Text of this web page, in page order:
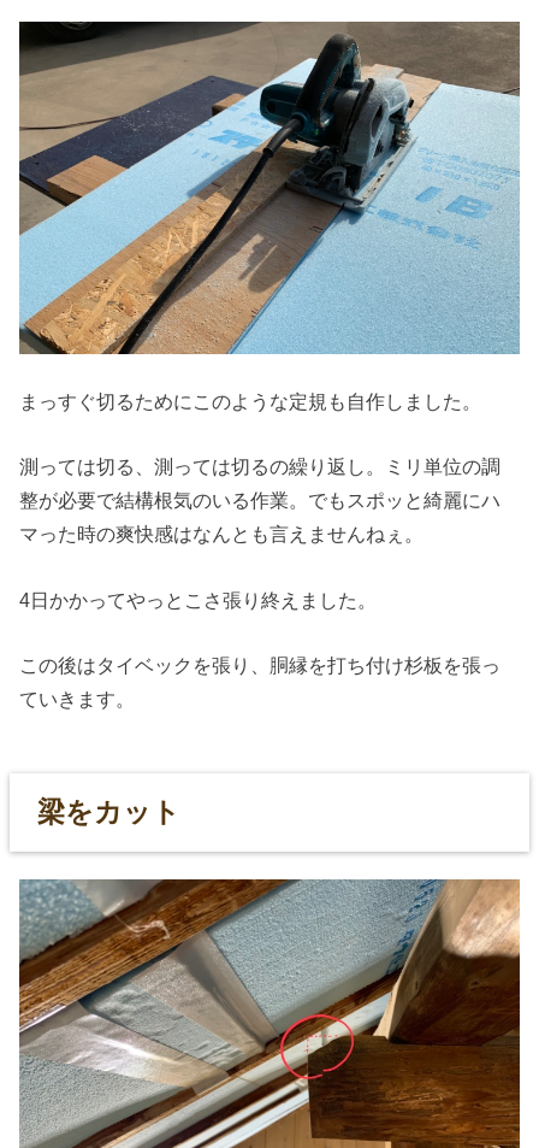
まっすぐ切るためにこのような定規も自作しました。
測っては切る、測っては切るの繰り返し。ミリ単位の調
整が必要で結構根気のいる作業。でもスポッと綺麗にハ
マった時の爽快感はなんとも言えませんねぇ。
4日かかってやっとこさ張り終えました。
この後はタイベックを張り、胴縁を打ち付け杉板を張っ
ていきます。
梁をカット